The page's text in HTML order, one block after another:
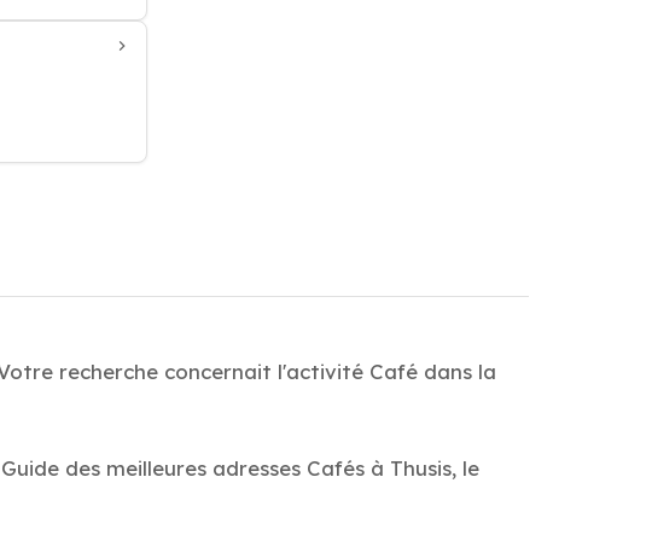
recherche concernait l'activité Café dans la
des meilleures adresses Cafés à Thusis, le